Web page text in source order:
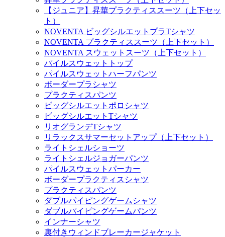
【ジュニア】昇華プラクティススーツ（上下セッ
ト）
NOVENTA ビッグシルエットプラTシャツ
NOVENTA プラクティススーツ（上下セット）
NOVENTA スウェットスーツ（上下セット）
パイルスウェットトップ
パイルスウェットハーフパンツ
ボーダープラシャツ
プラクティスパンツ
ビッグシルエットポロシャツ
ビッグシルエットTシャツ
リオグランデTシャツ
リラックスサマーセットアップ（上下セット）
ライトシェルショーツ
ライトシェルジョガーパンツ
パイルスウェットパーカー
ボーダープラクティスシャツ
プラクティスパンツ
ダブルパイピングゲームシャツ
ダブルパイピングゲームパンツ
インナーシャツ
裏付きウィンドブレーカージャケット